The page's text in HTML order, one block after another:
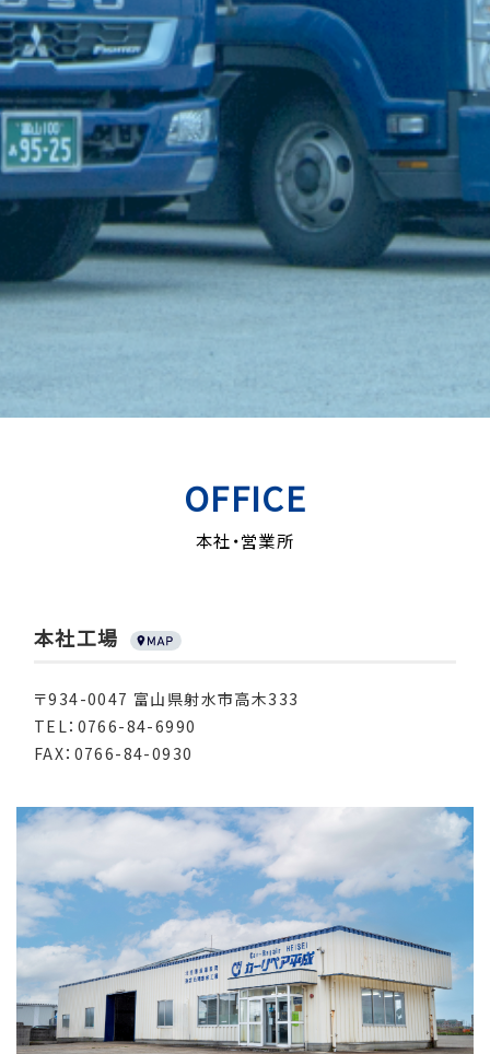
OFFICE
本社・営業所
本社工場
〒934-0047 富山県射水市高木333
TEL：0766-84-6990
FAX：0766-84-0930